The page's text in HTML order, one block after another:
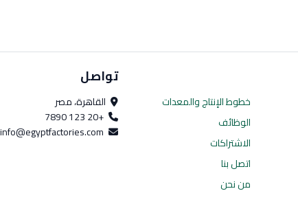
خطوط الإنتاجوالمعدات
الوظائف
الاشتراكات
اتصل بنا
من نحن
تواصل
القاهرة، مصر
+20 123 7890